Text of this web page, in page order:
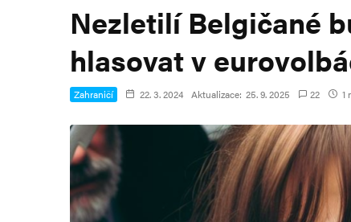
Nezletilí Belgičané
hlasovat v
Zahraničí 22. 3. 2024 Aktualizace: 25. 9. 2025 22 1